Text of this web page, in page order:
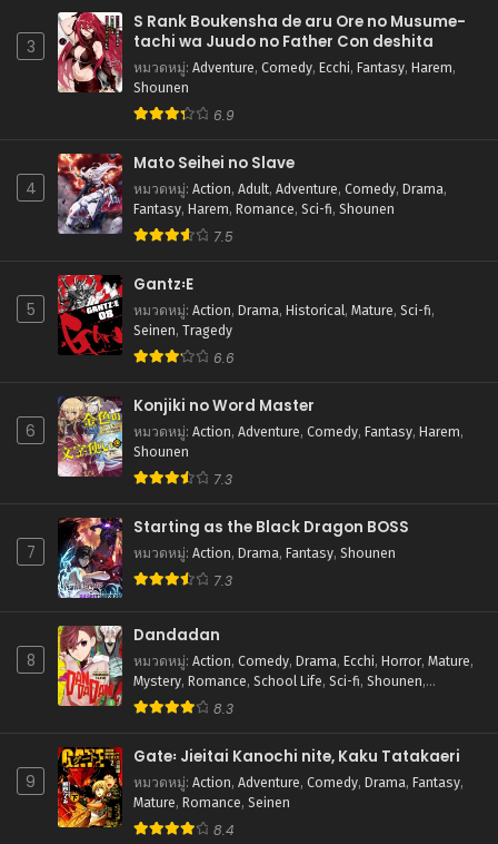
สิงหาคม 20, 2025
ตอนที่ 82
สิงหาคม 20, 2025
ตอนที่ 80
สิงหาคม 20, 2025
สิงหาคม 20, 2025
ตอนที่ 78
สิงหาคม 20, 2025
ตอนที่ 77
สิงหาคม 20, 2025
ตอนที่ 76
สิงหาคม 20, 2025
ตอนที่ 75
สิงหาคม 20, 2025
ตอนที่ 74
ตอนที่ 73
สิงหาคม 20, 2025
สิงหาคม 20, 2025
ตอนที่ 71
สิงหาคม 20, 2025
3
S Rank Boukensha de aru Ore no Musume-
tachi wa Juudo no Father Con deshita
หมวดหมู่: Adventure, Comedy, Ecchi, Fantasy, Harem,
Shounen
6.9
4
Mato Seihei no Slave
หมวดหมู่: Action, Adult, Adventure, Comedy, Drama,
Fantasy, Harem, Romance, Sci-fi, Shounen
7.5
5
Gantz꞉E
หมวดหมู่: Action, Drama, Historical, Mature, Sci-fi,
Seinen, Tragedy
6.6
6
Konjiki no Word Master
หมวดหมู่: Action, Adventure, Comedy, Fantasy, Harem,
Shounen
7.3
7
Starting as the Black Dragon BOSS
หมวดหมู่: Action, Drama, Fantasy, Shounen
7.3
8
Dandadan
หมวดหมู่: Action, Comedy, Drama, Ecchi, Horror, Mature,
Mystery, Romance, School Life, Sci-fi, Shounen,
Supernatural 8.3
9
Gate꞉ Jieitai Kanochi nite, Kaku Tatakaeri
หมวดหมู่: Action, Adventure, Comedy, Drama, Fantasy,
Mature, Romance, Seinen
8.4